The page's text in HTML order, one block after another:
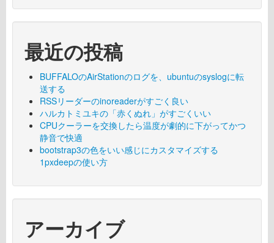
最近の投稿
BUFFALOのAirStationのログを、ubuntuのsyslogに転
送する
RSSリーダーのinoreaderがすごく良い
ハルカトミユキの「赤くぬれ」がすごくいい
CPUクーラーを交換したら温度が劇的に下がってかつ
静音で快適
bootstrap3の色をいい感じにカスタマイズする
1pxdeepの使い方
アーカイブ